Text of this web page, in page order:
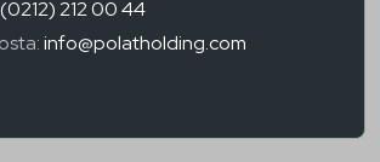
(0212) 212 00 44
info@polatholding.com